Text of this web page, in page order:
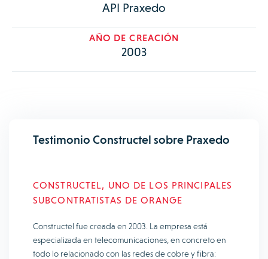
API Praxedo
AÑO DE CREACIÓN
2003
Testimonio Constructel sobre Praxedo
CONSTRUCTEL, UNO DE LOS PRINCIPALES
SUBCONTRATISTAS DE ORANGE
Constructel fue creada en 2003. La empresa está
especializada en telecomunicaciones, en concreto en
todo lo relacionado con las redes de cobre y fibra: